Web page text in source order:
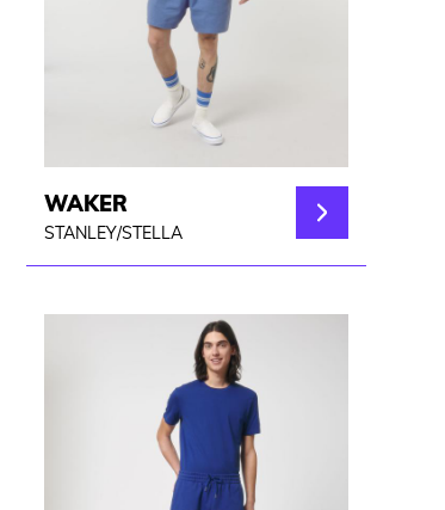
WAKER
STANLEY/STELLA